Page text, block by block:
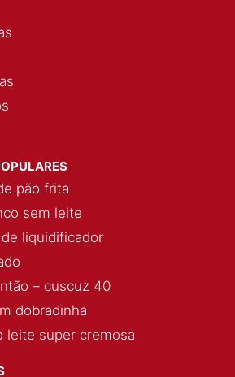
pão frita
sem leite
de liquidificador
– cuscuz 40
dobradinha
leite super cremosa